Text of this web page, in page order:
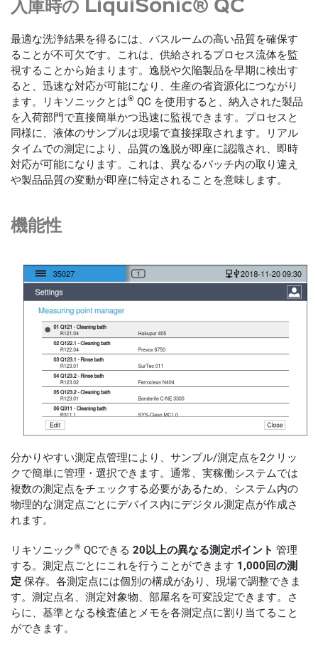
入庫時の LiquiSonic® QC
最適な洗浄結果を得るには、バスルームの高い品質を確保す
ることが不可欠です。これは、供給されるプロセス流体を監
視することから始まります。逸脱や欠陥製品を早期に検出す
ると、迅速な対応が可能になり、生産の省資源化につながり
ます。リキソニックとは® QC を使用すると、納入された製品
を入荷部門で直接簡単かつ迅速に監視できます。プロセスと
同様に、液体のサンプルは現場で直接採取されます。リアル
タイムでの測定により、品質の逸脱が即座に認識され、即時
対応が可能になります。これは、異なるバッチ内の取り違え
や製品品質の変動が即座に特定されることを意味します。
機能性
分かりやすい測定点管理により、サンプル/測定点を2クリッ
クで簡単に管理・選択できます。通常、実稼働システムでは
複数の測​​定点をチェックする必要があるため、システム内の
物理的な測定点ごとにデバイス内にデジタル測定点が作成さ
れます。
リキソニック® QCできる 20以上の異なる測定ポイント 管理
する。測定点ごとにこれを行うことができます 1,000回の測
定 保存。各測定点には個別の構成があり、現場で調整できま
す。測定点名、測定対象物、部屋名を可変設定できます。さ
らに、基準となる検査値とメモを各測定点に割り当てること
ができます。